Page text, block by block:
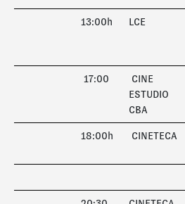
13:00h LCE
17:00
CINE
ESTUDIO
CBA
18:00h CINETECA